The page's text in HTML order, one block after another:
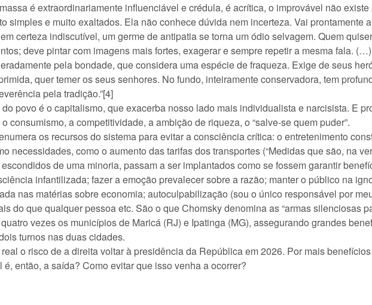
é extraordinariamente influenciável e crédula, é acrítica, o improvável não
simples e muito exaltados. Ela não conhece dúvida nem incerteza. Vai prontamente
certeza indiscutível, um germe de antipatia se torna um ódio selvagem. Quem
deve pintar com imagens mais fortes, exagerar e sempre repetir a mesma fala.
pela bondade, que considera uma espécie de fraqueza. Exige de seus
quer temer os seus senhores. No fundo, inteiramente conservadora, tem
pela tradição.”[4]
povo é o capitalismo, que exacerba nosso lado mais individualista e narcisista. E
consumismo, a competitividade, a ambição de riqueza, o “salve-se quem puder”.
os recursos do sistema para evitar a consciência crítica: o entretenimento
necessidades, como o aumento das tarifas dos transportes (“Medidas que são, na
de uma minoria, passam a ser implantados como se fossem garantir
infantilizada; fazer a emoção prevalecer sobre a razão; manter o público na
nas matérias sobre economia; autoculpabilização (sou o único responsável por
do que qualquer pessoa etc. São o que Chomsky denomina as “armas silenciosas
vezes os municípios de Maricá (RJ) e Ipatinga (MG), assegurando grandes
turnos nas duas cidades.
o risco de a direita voltar à presidência da República em 2026. Por mais
então, a saída? Como evitar que isso venha a ocorrer?